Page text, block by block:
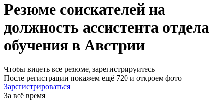
Резюме соискателей на
должность ассистента отдела
обучения в Австрии
Чтобы видеть все резюме, зарегистрируйтесь
После регистрации покажем ещё 720 и откроем фото
Зарегистрироваться
За всё время